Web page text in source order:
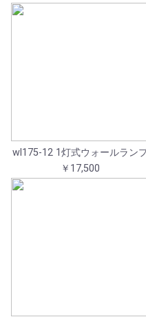
wl175-12 1灯式ウォールラン
￥17,500